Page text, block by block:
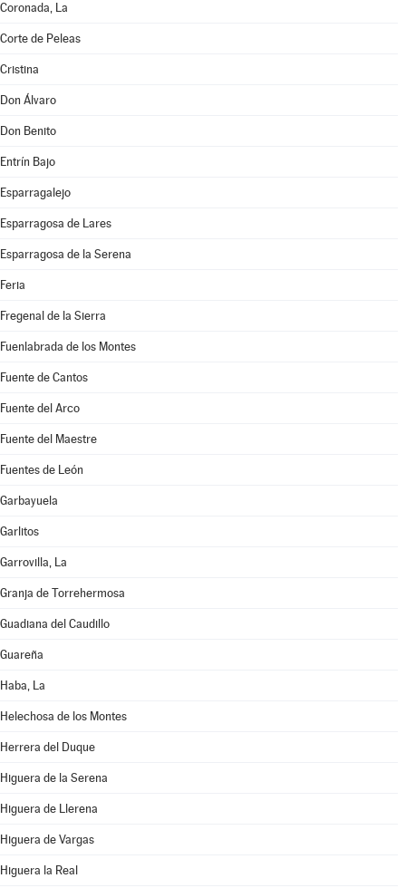
Coronada, La
Corte de Peleas
Cristina
Don Álvaro
Don Benito
Entrín Bajo
Esparragalejo
Esparragosa de Lares
Esparragosa de la Serena
Feria
Fregenal de la Sierra
Fuenlabrada de los Montes
Fuente de Cantos
Fuente del Arco
Fuente del Maestre
Fuentes de León
Garbayuela
Garlitos
Garrovilla, La
Granja de Torrehermosa
Guadiana del Caudillo
Guareña
Haba, La
Helechosa de los Montes
Herrera del Duque
Higuera de la Serena
Higuera de Llerena
Higuera de Vargas
Higuera la Real